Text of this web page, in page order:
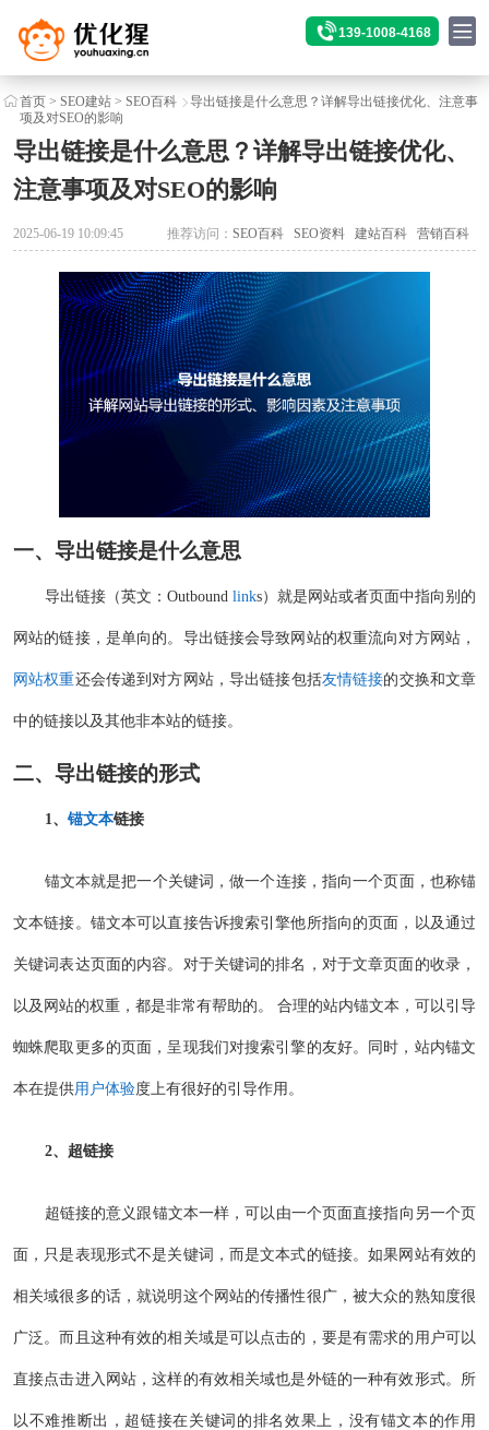
139-1008-4168
首页> SEO建站> SEO百科
导出链接是什么意思？详解导出链接优化、注意事
项及对SEO的影响
导出链接是什么意思？详解导出链接优化、
注意事项及对SEO的影响
2025-06-19 10:09:45 推荐访问：SEO百科 SEO资料 建站百科 营销百科
一、 导出链接是什么意思
导出链接（英文：Outbound links）就是网站或者页面中指向别的
网站的链接，是单向的。导出链接会导致网站的权重流向对方网站，
网站权重还会传递到对方网站，导出链接包括友情链接的交换和文章
中的链接以及其他非本站的链接。
二、导出链接的形式
1、 锚文本链接
锚文本就是把一个关键词，做一个连接，指向一个页面，也称锚
文本链接。锚文本可以直接告诉搜索引擎他所指向的页面，以及通过
关键词表达页面的内容。对于关键词的排名，对于文章页面的收录，
以及网站的权重，都是非常有帮助的。 合理的站内锚文本，可以引导
蜘蛛爬取更多的页面，呈现我们对搜索引擎的友好。同时，站内锚文
本在提供用户体验度上有很好的引导作用。
2、超链接
超链接的意义跟锚文本一样，可以由一个页面直接指向另一个页
面，只是表现形式不是关键词，而是文本式的链接。如果网站有效的
相关域很多的话，就说明这个网站的传播性很广，被大众的熟知度很
广泛。而且这种有效的相关域是可以点击的，要是有需求的用户可以
直接点击进入网站，这样的有效相关域也是外链的一种有效形式。所
以不难推断出，超链接在关键词的排名效果上，没有锚文本的作用